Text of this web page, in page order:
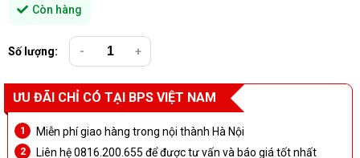
Còn hàng
Số lượng: - +
ƯU ĐÃI CHỈ CÓ TẠI BPS VIỆT NAM
Miễn phí giao hàng trong nội thành Hà Nội
Liên hệ 0816.200.655 để được tư vấn và báo giá tốt nhất